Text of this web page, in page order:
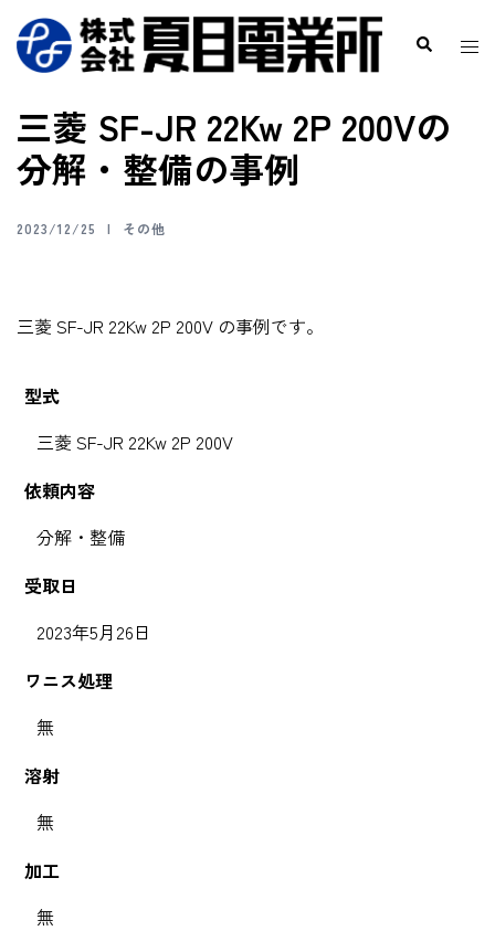
三菱 SF-JR 22Kw 2P 200Vの
分解・整備の事例
2023/12/25 その他
三菱 SF-JR 22Kw 2P 200V の事例です。
型式
三菱 SF-JR 22Kw 2P 200V
依頼内容
分解・整備
受取日
2023年5月26日
ワニス処理
無
溶射
無
加工
無